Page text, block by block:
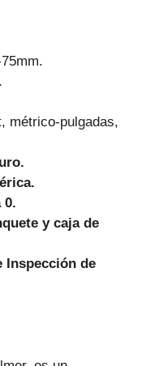
métrico-pulgadas,
0.
y caja de
Inspección de